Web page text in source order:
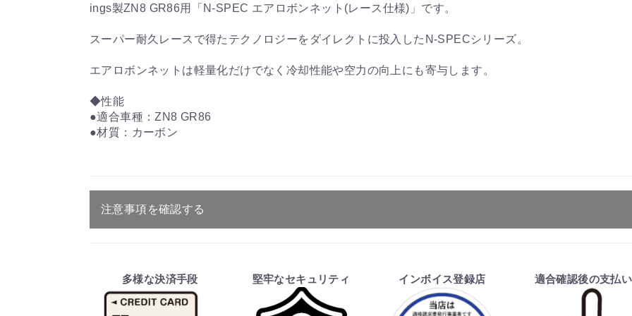
ings製ZN8 GR86用「N-SPEC エアロボンネット(レース仕様)」です。
スーパー耐久レースで得たテクノロジーをダイレクトに投入したN-SPECシリーズ。
エアロボンネットは軽量化だけでなく冷却性能や空力の向上にも寄与します。
◆性能
●適合車種：ZN8 GR86
●材質：カーボン
注意事項を確認する
・ご注文受付後、メーカーに適合確認を行い、商品の価格・送料及び納期の正式なご連絡をしてか
そのため、ご注文後に適合確認を行い、適合しない場合はキャンセル可能です。
多様な決済手段 堅牢なセキュリティ インボイス登録店 適合確認後の支払い